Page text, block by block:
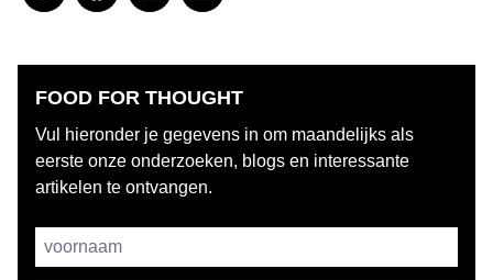
FOOD FOR THOUGHT
Vul hieronder je gegevens in om maandelijks als
eerste onze onderzoeken, blogs en interessante
artikelen te ontvangen.
Username